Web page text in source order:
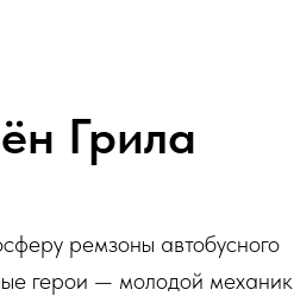
Грила
ремзоны автобусного
герои — молодой механик